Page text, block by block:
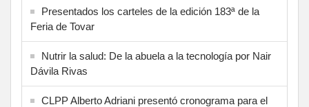
Presentados los carteles de la edición 183ª de la
Feria de Tovar
Nutrir la salud: De la abuela a la tecnología por Nair
Dávila Rivas
CLPP Alberto Adriani presentó cronograma para el